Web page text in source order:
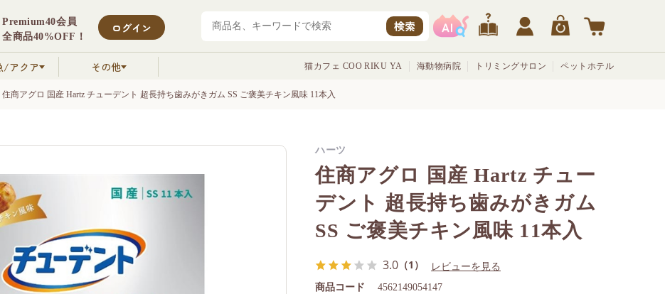
Premium40会員
全商品40%OFF！
ログイン 検索
/アクア その他 猫カフェ COO RIKU YA 海動物病院 トリミングサロン ペットホテル
住商アグロ 国産 Hartz チューデント 超長持ち歯みがきガム SS ご褒美チキン風味 11本入
住商アグロ 国産 Hartz チュー
デント 超長持ち歯みがきガム
SS ご褒美チキン風味 11本入
3.0 （1） レビューを見る
商品コード 4562149054147
ハーツ